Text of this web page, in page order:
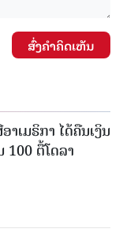
ສົ່ງຄໍາຄິດເຫັນ
ເມຣິກາ ໄດ້ຄືນເງິນ
ຕື້ໂດລາ